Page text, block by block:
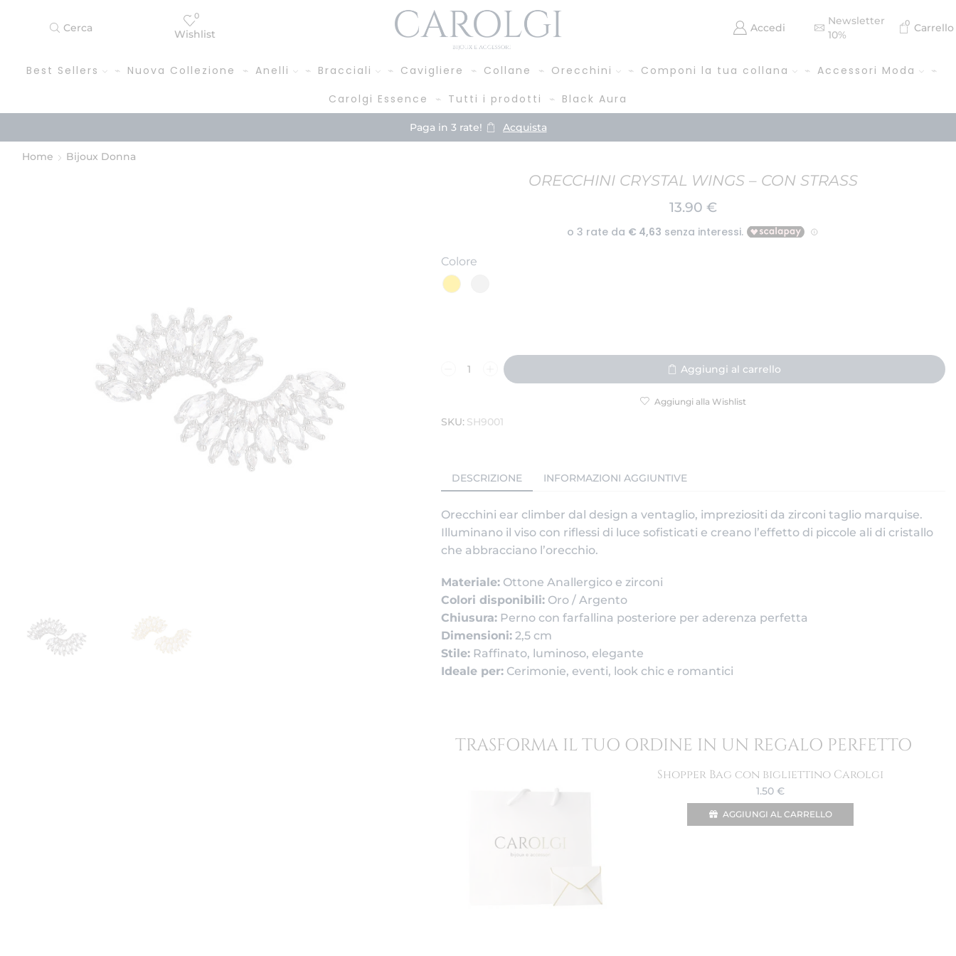
Cerca
0
Wishlist
Accedi
Newsletter
10%
0 Carrello
Best Sellers Nuova Collezione Anelli Bracciali Cavigliere Collane Orecchini Componi la tua collana
Accessori Moda
Carolgi Essence
Tutti i prodotti Black Aura
Paga in 3 rate! Acquista
Home Bijoux Donna
ORECCHINI CRYSTAL WINGS – CON STRASS
13.90 €
Colore
Aggiungi al carrello
Aggiungi alla Wishlist
SKU: SH9001
DESCRIZIONE INFORMAZIONI AGGIUNTIVE
Orecchini ear climber dal design a ventaglio, impreziositi da zirconi taglio marquise.
Illuminano il viso con riflessi di luce sofisticati e creano l’effetto di piccole ali di cristallo
che abbracciano l’orecchio.
Materiale:Ottone Anallergico e zirconi
Colori disponibili:Oro / Argento
Chiusura:Perno con farfallina posteriore per aderenza perfetta
Dimensioni:2,5 cm
Stile:Raffinato, luminoso, elegante
Ideale per:Cerimonie, eventi, look chic e romantici
TRASFORMA IL TUO ORDINE IN UN REGALO PERFETTO
Shopper Bag con bigliettino Carolgi
1.50 €
AGGIUNGI AL CARRELLO